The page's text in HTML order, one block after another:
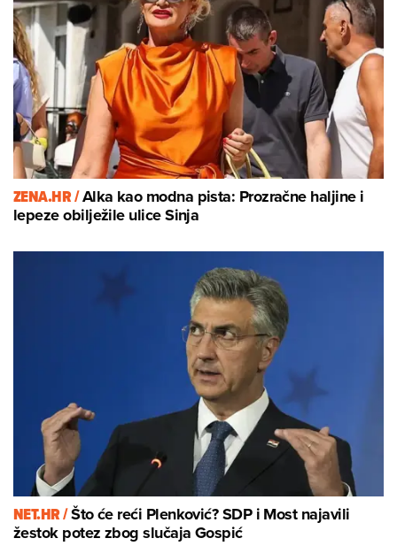
ZENA.HR /Alka kao modna pista: Prozračne haljine i
lepeze obilježile ulice Sinja
NET.HR /Što će reći Plenković? SDP i Most najavili
žestok potez zbog slučaja Gospić